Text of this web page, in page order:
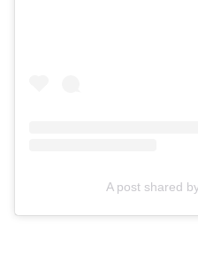
A post shared